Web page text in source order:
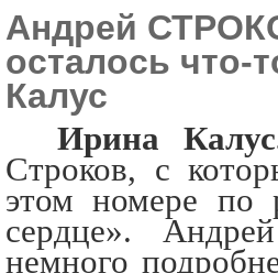
Андрей
осталось что-
Калус
Ирина
Строков, с
этом номере по
сердце».
немного